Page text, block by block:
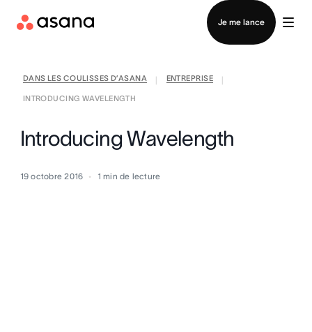
Je me lance
Contacter le service commercial
DANS LES COULISSES D’ASANA ENTREPRISE
INTRODUCING WAVELENGTH
Introducing Wavelength
19 octobre 2016 1 min de lecture